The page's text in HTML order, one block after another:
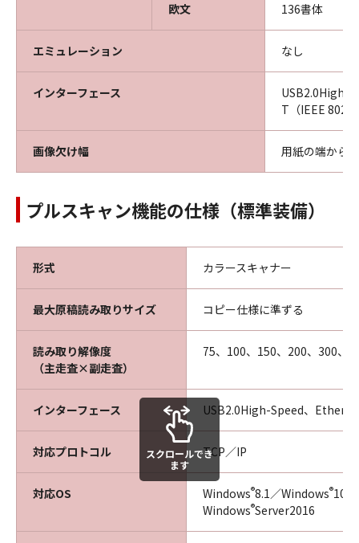
欧文 136書体
エミュレーション なし
インターフェース
USB2.0High-
T（IEEE
画像欠け幅 用紙の端から
プルスキャン機能の仕様（標準装備）
形式 カラースキャナー
最大原稿読み取りサイズ コピー仕様に準ずる
読み取り解像度
（主走査×副走査）
75、100、150、200、300、
インターフェース USB2.0High-Speed、
対応プロトコル TCP／IP
対応OS Windows®8.1／Windows®10
Windows®Server2016
スクロールでき
ます